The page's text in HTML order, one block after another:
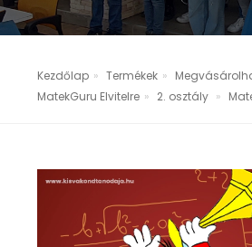
Kezdőlap Termékek
MatekGuru Elvitelre
2. osztály